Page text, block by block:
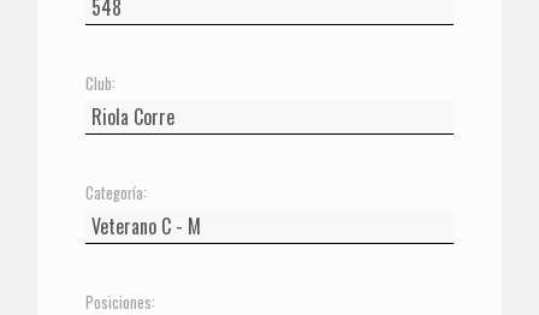
Club:
Categoría:
Posiciones: